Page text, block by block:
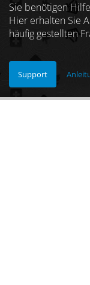
Sie benötigen
Hier erhalten Sie
häufig gestellten
Support